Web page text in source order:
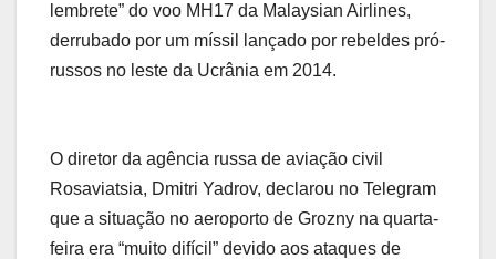
lembrete” do voo MH17 da Malaysian Airlines,
derrubado por um míssil lançado por rebeldes pró-
russos no leste da Ucrânia em 2014.
O diretor da agência russa de aviação civil
Rosaviatsia, Dmitri Yadrov, declarou no Telegram
que a situação no aeroporto de Grozny na quarta-
feira era “muito difícil” devido aos ataques de